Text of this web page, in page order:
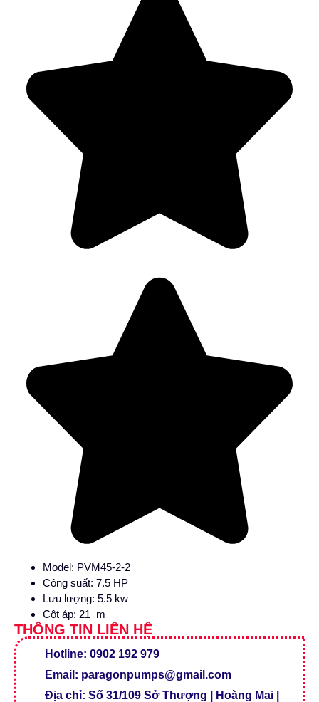
Model: PVM45-2-2
Công suất: 7.5 HP
Lưu lượng: 5.5 kw
Cột áp: 21 m
THÔNG TIN LIÊN HỆ
Hotline: 0902 192 979
Email: paragonpumps@gmail.com
Địa chỉ: Số 31/109 Sở Thượng | Hoàng Mai |